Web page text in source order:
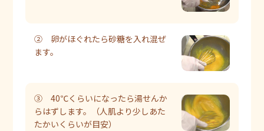
② 卵がほぐれたら砂糖を入れ混ぜ
ます。
③ 40℃くらいになったら湯せんか
らはずします。（人肌より少しあた
たかいくらいが目安）